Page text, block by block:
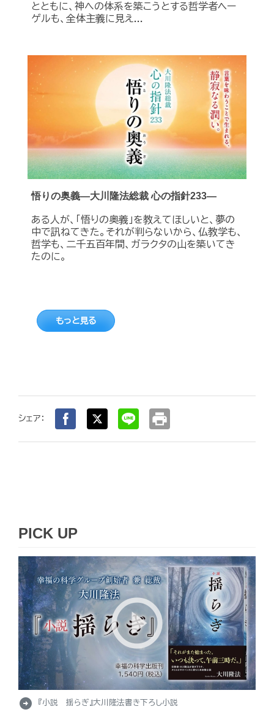
とともに、神への体系を築こうとする哲学者ヘー
ゲルも、全体主義に見え...
悟りの奥義―大川隆法総裁 心の指針233―
ある人が、「悟りの奥義」を教えてほしいと、夢の
中で訊ねてきた。それが判らないから、仏教学も、
哲学も、二千五百年間、ガラクタの山を築いてき
たのに。
もっと見る
シェア： print
PICK UP
arrow_circle_right 『小説 揺らぎ』大川隆法書き下ろし小説